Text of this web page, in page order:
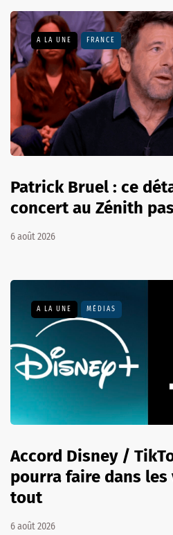
A LA UNE FRANCE
Patrick Bruel : ce
concert au Zénith
6 août 2026
A LA UNE MÉDIAS
Accord Disney /
pourra faire dans les
tout
6 août 2026